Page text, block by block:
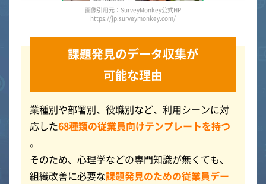
画像引用元：SurveyMonkey公式HP
https://jp.surveymonkey.com/
課題発見のデータ収集が
可能な理由
業種別や部署別、役職別など、利用シーンに対
応した68種類の従業員向けテンプレートを持つ
。
そのため、心理学などの専門知識が無くても、
組織改善に必要な課題発見のための従業員デー